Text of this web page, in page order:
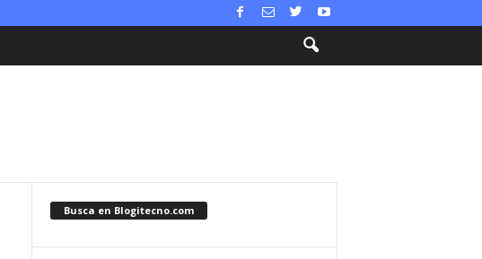
Busca en Blogitecno.com